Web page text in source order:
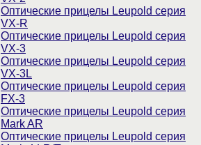
Оптические прицелы Leupold серия
VX-R
Оптические прицелы Leupold серия
VX-3
Оптические прицелы Leupold серия
VX-3L
Оптические прицелы Leupold серия
FX-3
Оптические прицелы Leupold серия
Mark AR
Оптические прицелы Leupold серия